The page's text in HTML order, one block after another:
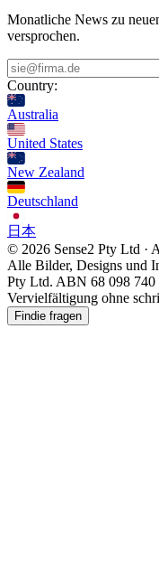
Monatliche News zu
versprochen.
Country:
Australia
United States
New Zealand
Deutschland
日本
© 2026 Sense2 Pty Ltd ·
Alle Bilder, Designs und
Pty Ltd. ABN 68 098 740
Vervielfältigung ohne
Findie fragen